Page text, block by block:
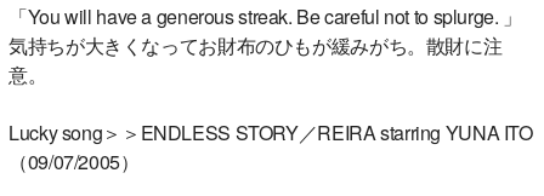
「You will have a generous streak. Be careful not to splurge. 」
気持ちが大きくなってお財布のひもが緩みがち。散財に注
意。
Lucky song＞＞ENDLESS STORY／REIRA starring YUNA ITO
（09/07/2005）